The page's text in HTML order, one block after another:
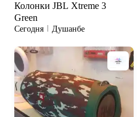
Колонки JBL Xtreme 3
Green
Сегодня Душанбе